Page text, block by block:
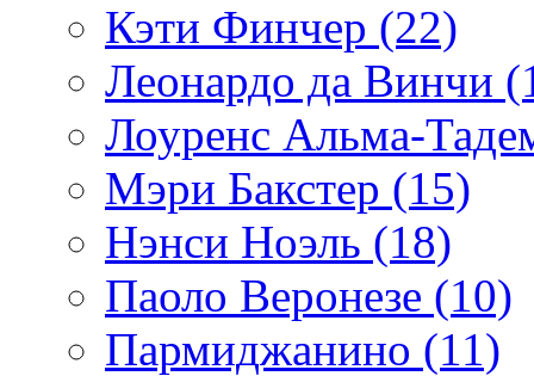
Кэти Финчер (22)
Леонардо да Винчи
Лоуренс Альма-
Мэри Бакстер (15)
Нэнси Ноэль (18)
Паоло Веронезе (10)
Пармиджанино (11)